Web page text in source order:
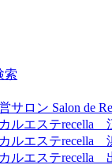
索
サロン Salon de
ルエステrecella
ルエステrecella
ルエステrecella